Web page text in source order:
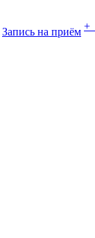
Запись на приём +